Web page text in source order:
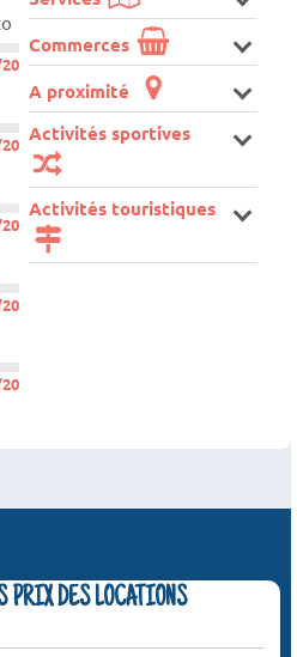
Commerces
A proximité
Activités sportives
Activités touristiques
PRIX DES LOCATIONS